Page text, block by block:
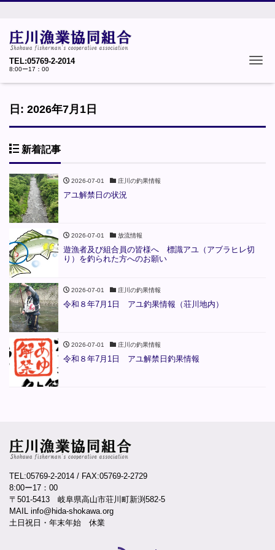
TEL:05769-2-2014
8:00ー17：00
日: 2026年7月1日
新着記事
2026-07-01 庄川の釣果情報
アユ解禁日の状況
2026-07-01 放流情報
遊漁者及び組合員の皆様へ 標識アユ（アブラヒレ切
り）を釣られた方へのお願い
2026-07-01 庄川の釣果情報
令和８年7月1日 アユ釣果情報（荘川地内）
2026-07-01 庄川の釣果情報
令和８年7月1日 アユ解禁日釣果情報
TEL:05769-2-2014 / FAX:05769-2-2729
8:00ー17：00
〒501-5413 岐阜県高山市荘川町新渕582-5
MAIL info@hida-shokawa.org
土日祝日・年末年始 休業